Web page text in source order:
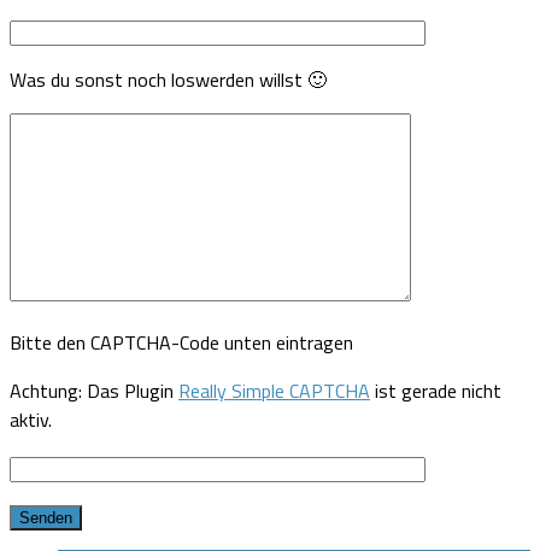
Was du sonst noch loswerden willst 🙂
Bitte den CAPTCHA-Code unten eintragen
Achtung: Das Plugin Really Simple CAPTCHA ist gerade nicht
aktiv.